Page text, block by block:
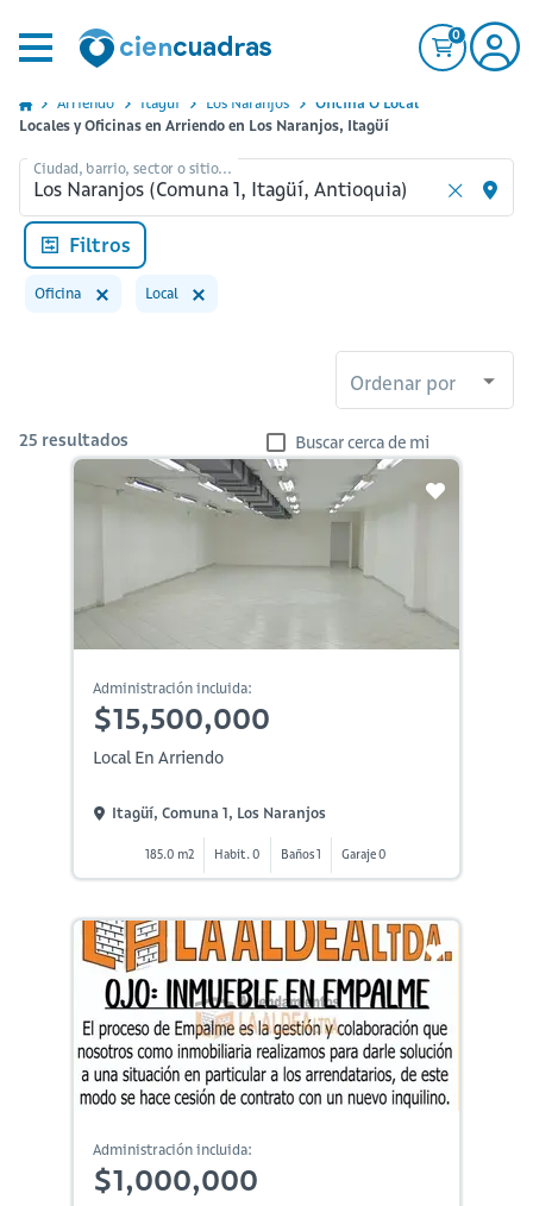
0
Arriendo Itagui Los Naranjos
Oficina O Local
Locales y Oficinas en Arriendo en Los Naranjos, Itagüí
Ciudad, barrio, sector o sitio...
Filtros
Oficina Local
Ordenar por
25 resultados Buscar cerca de mi
Administración incluida:
$15,500,000
Local En Arriendo
Itagüí, Comuna 1, Los Naranjos
185.0 m2 Habit. 0 Baños 1 Garaje 0
Administración incluida:
$1,000,000